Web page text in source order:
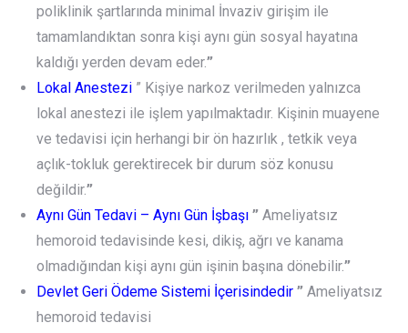
poliklinik şartlarında minimal İnvaziv girişim ile
tamamlandıktan sonra kişi aynı gün sosyal hayatına
kaldığı yerden devam eder.”
Lokal Anestezi ” Kişiye narkoz verilmeden yalnızca
lokal anestezi ile işlem yapılmaktadır. Kişinin muayene
ve tedavisi için herhangi bir ön hazırlık , tetkik veya
açlık-tokluk gerektirecek bir durum söz konusu
değildir.”
Aynı Gün Tedavi – Aynı Gün İşbaşı ” Ameliyatsız
hemoroid tedavisinde kesi, dikiş, ağrı ve kanama
olmadığından kişi aynı gün işinin başına dönebilir.”
Devlet Geri Ödeme Sistemi İçerisindedir ” Ameliyatsız
hemoroid tedavisi